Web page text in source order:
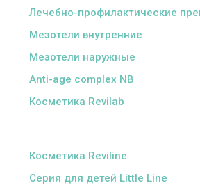
Лечебно-профилактические
Мезотели внутренние
Мезотели наружные
Anti-age complex NB
Косметика Revilab
Косметика Reviline
Серия для детей Little Line